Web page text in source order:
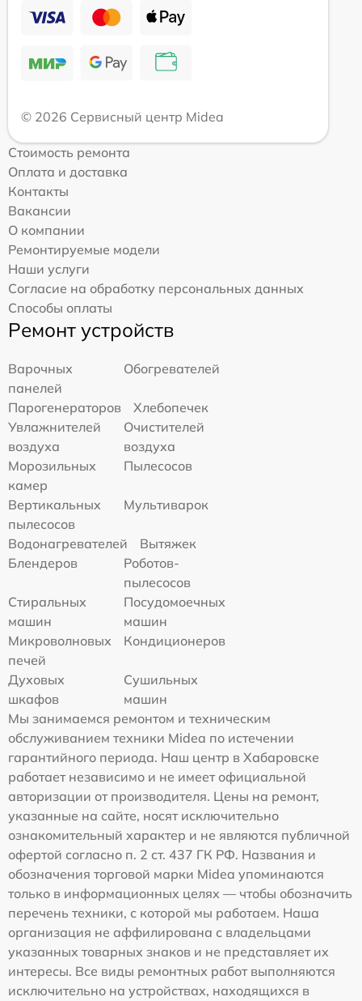
© 2026 Сервисный центр Midea
Стоимость ремонта
Оплата и доставка
Контакты
Вакансии
О компании
Ремонтируемые модели
Наши услуги
Согласие на обработку персональных данных
Способы оплаты
Ремонт устройств
Варочных
панелей
Обогревателей
Парогенераторов
Хлебопечек
Увлажнителей
воздуха
Очистителей
воздуха
Морозильных
камер
Пылесосов
Вертикальных
пылесосов
Мультиварок
Водонагревателей
Вытяжек
Блендеров
Роботов-
пылесосов
Стиральных
машин
Посудомоечных
машин
Микроволновых
печей
Кондиционеров
Духовых
шкафов
Сушильных
машин
Мы занимаемся ремонтом и техническим
обслуживанием техники Midea по истечении
гарантийного периода. Наш центр в Хабаровске
работает независимо и не имеет официальной
авторизации от производителя. Цены на ремонт,
указанные на сайте, носят исключительно
ознакомительный характер и не являются публичной
офертой согласно п. 2 ст. 437 ГК РФ. Названия и
обозначения торговой марки Midea упоминаются
только в информационных целях — чтобы обозначить
перечень техники, с которой мы работаем. Наша
организация не аффилирована с владельцами
указанных товарных знаков и не представляет их
интересы. Все виды ремонтных работ выполняются
исключительно на устройствах, находящихся в